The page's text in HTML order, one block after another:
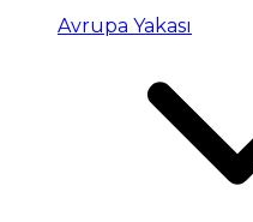
Avrupa Yakası